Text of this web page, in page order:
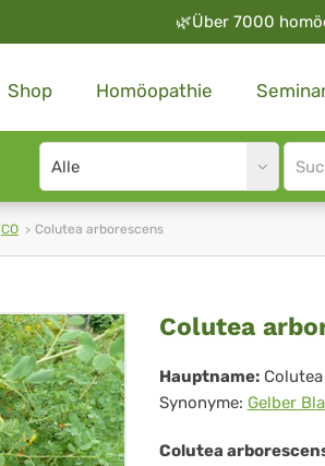
🌿Über 7000
Shop Homöopathie
Search
type
Site
CO Colutea arborescens
Colutea
Colutea
Hauptname:
Synonyme: Gelber
Colutea